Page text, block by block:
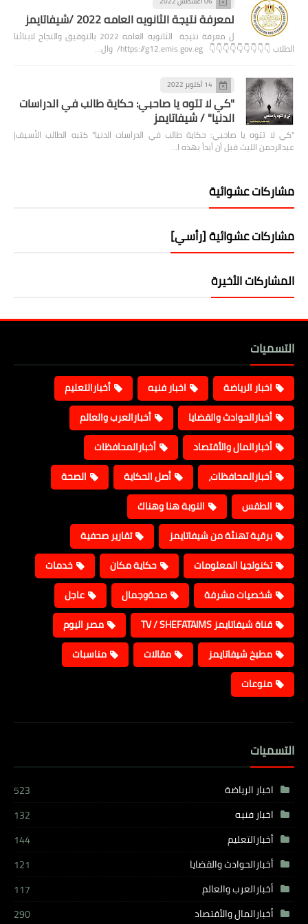
لمعرفة نتيجة الثانويه العامه 2022 /شيفاتايمز
ل معرفة نتيجة الثانويه العامه 2022 بالتوفيق والنجاح لابنائنا
الطلاب 👇👇👇👇👇👇👇👇👇 https://g12.emis.gov.eg/ وال…
14 أكتوبر 2022
"كي لا تتوه يا صاحبي: حكاية طالب في الدراسات
الدنيا" / شيفاتايمز
"كي لا تتوه يا صاحبي: حكاية طالب في الدراسات الدنيا" كتبه الطالب الأسيف|
عبدالرحمن الليث قبل أن أبدأ بهذه ا…
مشاركات عشوائية
مشاركات عشوائية [رأسي]
المشاركات الأخيرة
التسميات
اخبار الرياضة اخبار فنيه
أخبارالتعليم
أخبارالحوادث والقضايا
أخبارالعرب والعالم
أخبارالمال والأقتصاد
أخبارالمحافظات
أخبارالمحافظات،
أصل الحكاية
الصحة
الطقس
النوبة هنا وهناك
برقية تهنئة من شيفاتايمز
تقارير صحفية
تكنولجيا المعلومات
حكاية مكان
خدمات
شخصيات مشرفة
صحةوجمال
عاجل
قناة شيفاتايمز TV / SHEFATAIMS
مصر اليوم
مطبخ شيفاتايمز
مقالات
مناسبات
منوعات
التسميات
اخبار الرياضة
523
اخبار فنيه
132
أخبارالتعليم
144
أخبارالحوادث والقضايا
121
أخبارالعرب والعالم
117
أخبارالمال والأقتصاد
290